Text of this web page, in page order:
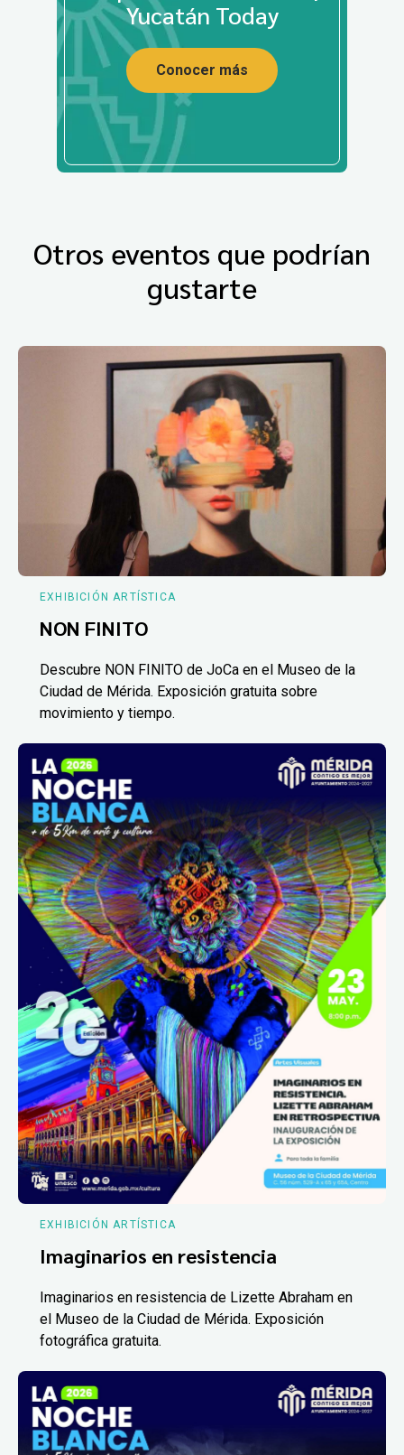
Yucatán Today
Conocer más
Otros eventos que podrían
gustarte
EXHIBICIÓN ARTÍSTICA
NON FINITO
Descubre NON FINITO de JoCa en el Museo de la
Ciudad de Mérida. Exposición gratuita sobre
movimiento y tiempo.
EXHIBICIÓN ARTÍSTICA
Imaginarios en resistencia
Imaginarios en resistencia de Lizette Abraham en
el Museo de la Ciudad de Mérida. Exposición
fotográfica gratuita.